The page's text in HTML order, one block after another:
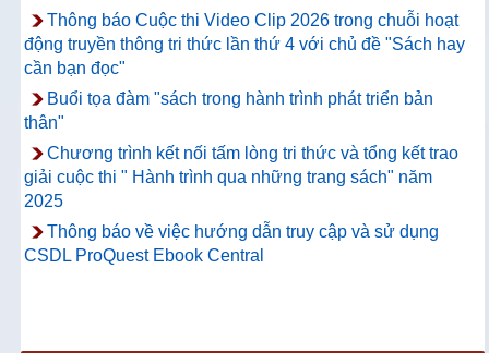
Thông báo Cuộc thi Video Clip 2026 trong chuỗi hoạt
động truyền thông tri thức lần thứ 4 với chủ đề "Sách hay
cần bạn đọc"
Buổi tọa đàm "sách trong hành trình phát triển bản
thân"
Chương trình kết nối tấm lòng tri thức và tổng kết trao
giải cuộc thi " Hành trình qua những trang sách" năm
2025
Thông báo về việc hướng dẫn truy cập và sử dụng
CSDL ProQuest Ebook Central